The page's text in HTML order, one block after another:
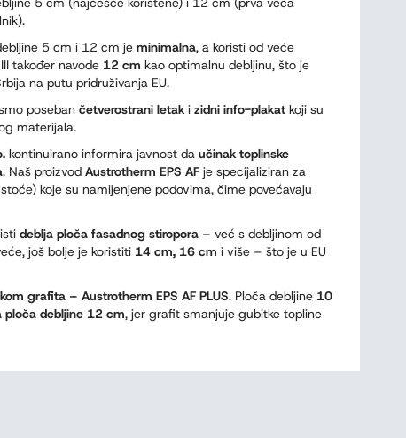
5 cm i 12 cm je minimalna, a koristi od veće
također navode 12 cm kao optimalnu debljinu, što je
na putu pridruživanja EU.
poseban četverostrani letaki zidni info-plakat koji su
materijala.
kontinuirano informira javnost da učinak toplinske
. Naš proizvod Austrotherm EPS AF je specijaliziran za
koje su namijenjene podovima, čime povećavaju
deblja ploča fasadnog stiropora – već s debljinom od
još bolje je koristiti 14 cm, 16 cm i više – što je u EU
grafita – Austrotherm EPS AF PLUS. Ploča debljine 10
ploča debljine 12 cm, jer grafit smanjuje gubitke topline